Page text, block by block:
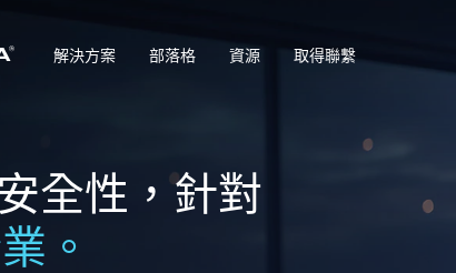
解決方案 部落格 資源 取得聯繫
全性，針對
。